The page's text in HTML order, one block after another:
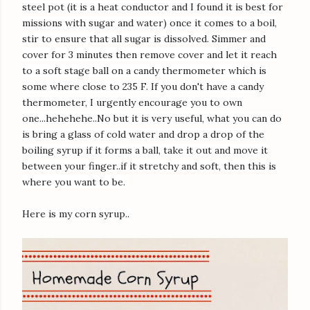
steel pot (it is a heat conductor and I found it is best for
missions with sugar and water) once it comes to a boil,
stir to ensure that all sugar is dissolved. Simmer and
cover for 3 minutes then remove cover and let it reach
to a soft stage ball on a candy thermometer which is
some where close to 235 F. If you don't have a candy
thermometer, I urgently encourage you to own
one...hehehehe..No but it is very useful, what you can do
is bring a glass of cold water and drop a drop of the
boiling syrup if it forms a ball, take it out and move it
between your finger..if it stretchy and soft, then this is
where you want to be.
Here is my corn syrup..